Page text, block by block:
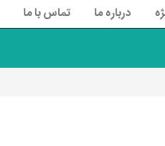
درباره ما تماس با ما